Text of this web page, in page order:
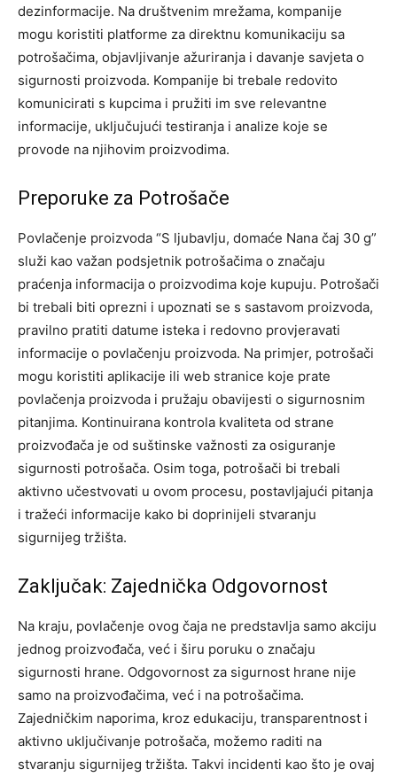
dezinformacije. Na društvenim mrežama, kompanije
mogu koristiti platforme za direktnu komunikaciju sa
potrošačima, objavljivanje ažuriranja i davanje savjeta o
sigurnosti proizvoda. Kompanije bi trebale redovito
komunicirati s kupcima i pružiti im sve relevantne
informacije, uključujući testiranja i analize koje se
provode na njihovim proizvodima.
Preporuke za Potrošače
Povlačenje proizvoda “S ljubavlju, domaće Nana čaj 30 g”
služi kao važan podsjetnik potrošačima o značaju
praćenja informacija o proizvodima koje kupuju. Potrošači
bi trebali biti oprezni i upoznati se s sastavom proizvoda,
pravilno pratiti datume isteka i redovno provjeravati
informacije o povlačenju proizvoda. Na primjer, potrošači
mogu koristiti aplikacije ili web stranice koje prate
povlačenja proizvoda i pružaju obavijesti o sigurnosnim
pitanjima. Kontinuirana kontrola kvaliteta od strane
proizvođača je od suštinske važnosti za osiguranje
sigurnosti potrošača. Osim toga, potrošači bi trebali
aktivno učestvovati u ovom procesu, postavljajući pitanja
i tražeći informacije kako bi doprinijeli stvaranju
sigurnijeg tržišta.
Zaključak: Zajednička Odgovornost
Na kraju, povlačenje ovog čaja ne predstavlja samo akciju
jednog proizvođača, već i širu poruku o značaju
sigurnosti hrane. Odgovornost za sigurnost hrane nije
samo na proizvođačima, već i na potrošačima.
Zajedničkim naporima, kroz edukaciju, transparentnost i
aktivno uključivanje potrošača, možemo raditi na
stvaranju sigurnijeg tržišta. Takvi incidenti kao što je ovaj